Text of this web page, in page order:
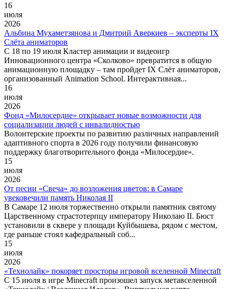
16
июля
2026
Альбина Мухаметзянова и Дмитрий Аверкиев – эксперты IX
Слёта аниматоров
С 18 по 19 июля Кластер анимации и видеоигр
Инновационного центра «Сколково» превратится в общую
анимационную площадку – там пройдет IX Слёт аниматоров,
организованный Animation School. Интерактивная...
16
июля
2026
Фонд «Милосердие» открывает новые возможности для
социализации людей с инвалидностью
Волонтерские проекты по развитию различных направлений
адаптивного спорта в 2026 году получили финансовую
поддержку благотворительного фонда «Милосердие».
15
июля
2026
От песни «Свеча» до возложения цветов: в Самаре
увековечили память Николая II
В Самаре 12 июля торжественно открыли памятник святому
Царственному страстотерпцу императору Николаю II. Бюст
установили в сквере у площади Куйбышева, рядом с местом,
где раньше стоял кафедральный соб...
15
июля
2026
«Технолайк» покоряет просторы игровой вселенной Minecraft
С 15 июля в игре Minecraft произошел запуск метавселенной